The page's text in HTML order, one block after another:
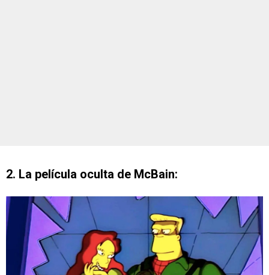
2. La película oculta de McBain: